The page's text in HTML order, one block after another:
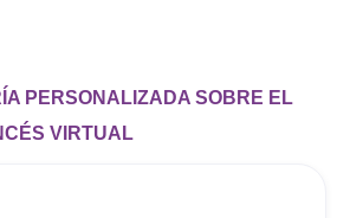
PERSONALIZADA SOBRE EL
VIRTUAL